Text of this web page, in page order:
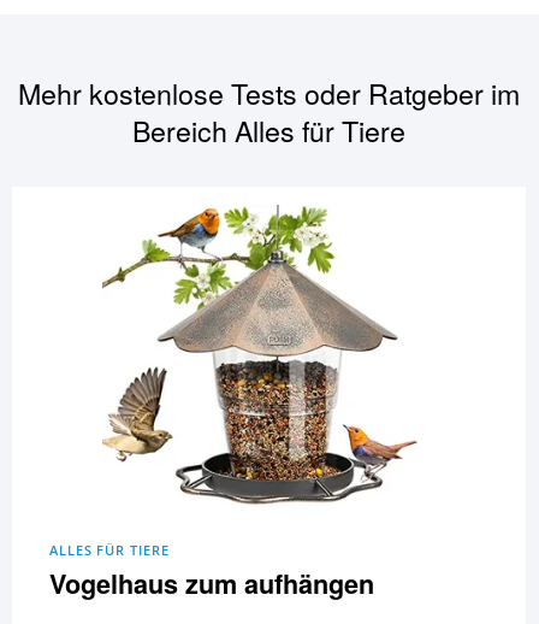
Mehr kostenlose Tests oder Ratgeber im
BereichAlles für Tiere
ALLES FÜR TIERE
Vogelhaus zum aufhängen